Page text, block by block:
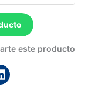
este producto